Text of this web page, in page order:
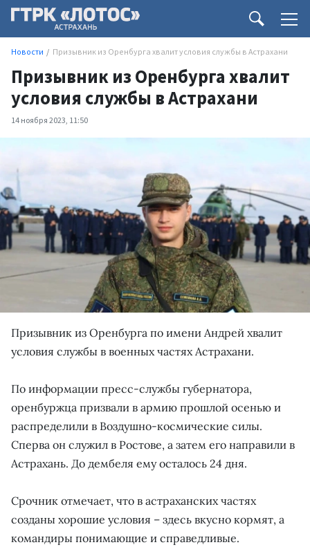
Новости Призывник из Оренбурга хвалит условия службы в Астрахани
Призывник из Оренбурга хвалит
условия службы в Астрахани
14 ноября 2023, 11:50
Призывник из Оренбурга по имени Андрей хвалит
условия службы в военных частях Астрахани.
По информации пресс-службы губернатора,
оренбуржца призвали в армию прошлой осенью и
распределили в Воздушно-космические силы.
Сперва он служил в Ростове, а затем его направили в
Астрахань. До дембеля ему осталось 24 дня.
Срочник отмечает, что в астраханских частях
созданы хорошие условия – здесь вкусно кормят, а
командиры понимающие и справедливые.